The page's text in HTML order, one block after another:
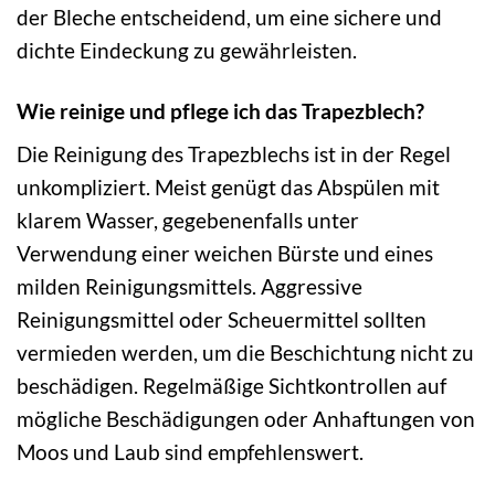
der Bleche entscheidend, um eine sichere und
dichte Eindeckung zu gewährleisten.
Wie reinige und pflege ich das Trapezblech?
Die Reinigung des Trapezblechs ist in der Regel
unkompliziert. Meist genügt das Abspülen mit
klarem Wasser, gegebenenfalls unter
Verwendung einer weichen Bürste und eines
milden Reinigungsmittels. Aggressive
Reinigungsmittel oder Scheuermittel sollten
vermieden werden, um die Beschichtung nicht zu
beschädigen. Regelmäßige Sichtkontrollen auf
mögliche Beschädigungen oder Anhaftungen von
Moos und Laub sind empfehlenswert.